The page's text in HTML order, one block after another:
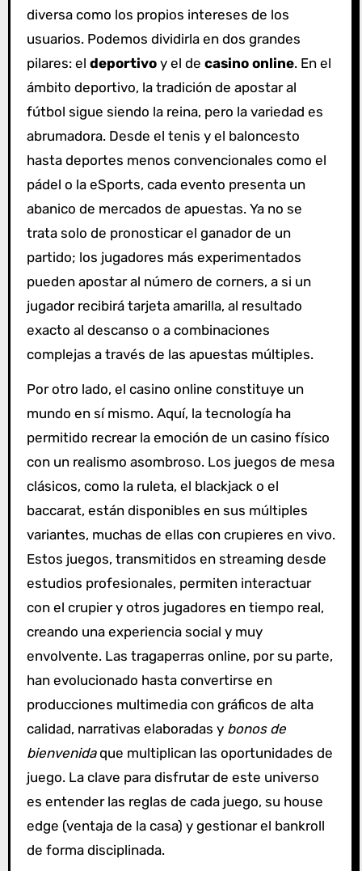
diversa como los propios intereses de los
usuarios. Podemos dividirla en dos grandes
pilares: el deportivoy el de casino online. En el
ámbito deportivo, la tradición de apostar al
fútbol sigue siendo la reina, pero la variedad es
abrumadora. Desde el tenis y el baloncesto
hasta deportes menos convencionales como el
pádel o la eSports, cada evento presenta un
abanico de mercados de apuestas. Ya no se
trata solo de pronosticar el ganador de un
partido; los jugadores más experimentados
pueden apostar al número de corners, a si un
jugador recibirá tarjeta amarilla, al resultado
exacto al descanso o a combinaciones
complejas a través de las apuestas múltiples.
Por otro lado, el casino online constituye un
mundo en sí mismo. Aquí, la tecnología ha
permitido recrear la emoción de un casino físico
con un realismo asombroso. Los juegos de mesa
clásicos, como la ruleta, el blackjack o el
baccarat, están disponibles en sus múltiples
variantes, muchas de ellas con crupieres en vivo.
Estos juegos, transmitidos en streaming desde
estudios profesionales, permiten interactuar
con el crupier y otros jugadores en tiempo real,
creando una experiencia social y muy
envolvente. Las tragaperras online, por su parte,
han evolucionado hasta convertirse en
producciones multimedia con gráficos de alta
calidad, narrativas elaboradas y bonos de
bienvenidaque multiplican las oportunidades de
juego. La clave para disfrutar de este universo
es entender las reglas de cada juego, su house
edge (ventaja de la casa) y gestionar el bankroll
de forma disciplinada.